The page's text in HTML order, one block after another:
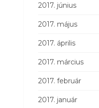
2017. június
2017. május
2017. április
2017. március
2017. február
2017. január